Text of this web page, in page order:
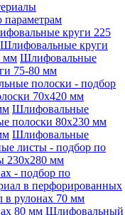
круги 225
Шлифовальные круги
мм Шлифовальные
75-80 мм
полоски - подбор
70x420 мм
Шлифовальные
полоски 80x230 мм
Шлифовальные
листы - подбор по
230x280 мм
- подбор по
в перфорированных
рулонах 70 мм
80 мм Шлифовальный